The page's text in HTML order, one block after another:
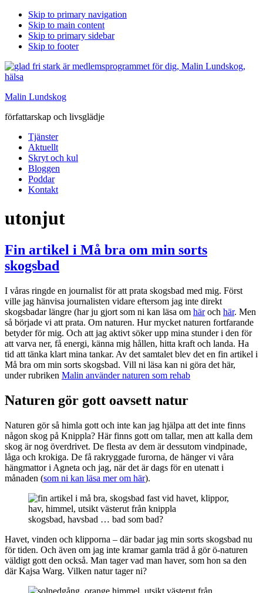
Skip to primary navigation
Skip to main content
Skip to primary sidebar
Skip to footer
Malin Lundskog
författarskap och livsglädje
Tjänster
Aktuellt
Skryt och kul
Bloggen
Poddar
Kontakt
utonjut
Fin artikel i Må bra om min sorts
skogsbad
I våras ringde en journalist för att prata skogsbad med mig. Först
ville jag hänvisa journalisten vidare eftersom jag inte direkt
skogsbadar längre (har ju gjort som ni kan läsa om häroch här. Men
så började vi att prata. Om naturen. Hur mycket naturen fortfarande
betyder för mig. Och att jag aktivt söker upp mina stunder i den för
att varva ner, få energi, känna mig hållen, hitta kraft och landa. Ha
tid att tänka klart mina tankar. Av det samtalet blev det en fin artikel i
Må bra om min sorts skogsbad. Vill ni läsa kan ni göra det här,
under rubriken Malin använder naturen som rehab
Naturen gör gott oavsett natur
Naturen gör så himla gott och inte kan jag hjälpa att det inte finns
någon skog på Knippla? Här finns gott om tallar, men att kalla dem
skog är nog överdrivet. De flesta av dem är dessutom vindpinade,
låga och krokiga. De få rakryggade furorna, de hänger vi våra
hängmattor i Agneta och jag, när det är dags för en utenatt i
månaden (som ni kan läsa mer om här).
skogsbad, havsbad … bad som bad?
Havet, vinden och klipporna – där badar jag min sorts skogsbad nu
för tiden. Och även om jag inte kramar gamla träd å gör ö-naturen
väldigt gott den också. Man tager vad man haver, som hon sa den
där Kajsa Warg. Vilken natur tager ni?